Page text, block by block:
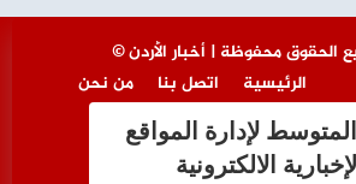
من نحن
اتصل بنا الرئيسية
المتوسط لإدارة المواقع
الإخبارية الالكترونية